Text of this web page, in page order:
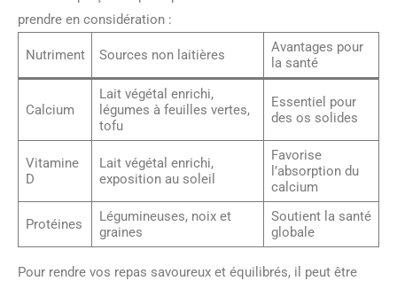
prendre en considération :
Nutriment Sources non laitières
Avantages pour
la santé
Calcium
Lait végétal enrichi,
légumes à feuilles vertes,
tofu
Essentiel pour
des os solides
Vitamine
D
Lait végétal enrichi,
exposition au soleil
Favorise
l’absorption du
calcium
Protéines
Légumineuses, noix et
graines
Soutient la santé
globale
Pour rendre vos repas savoureux et équilibrés, il peut être